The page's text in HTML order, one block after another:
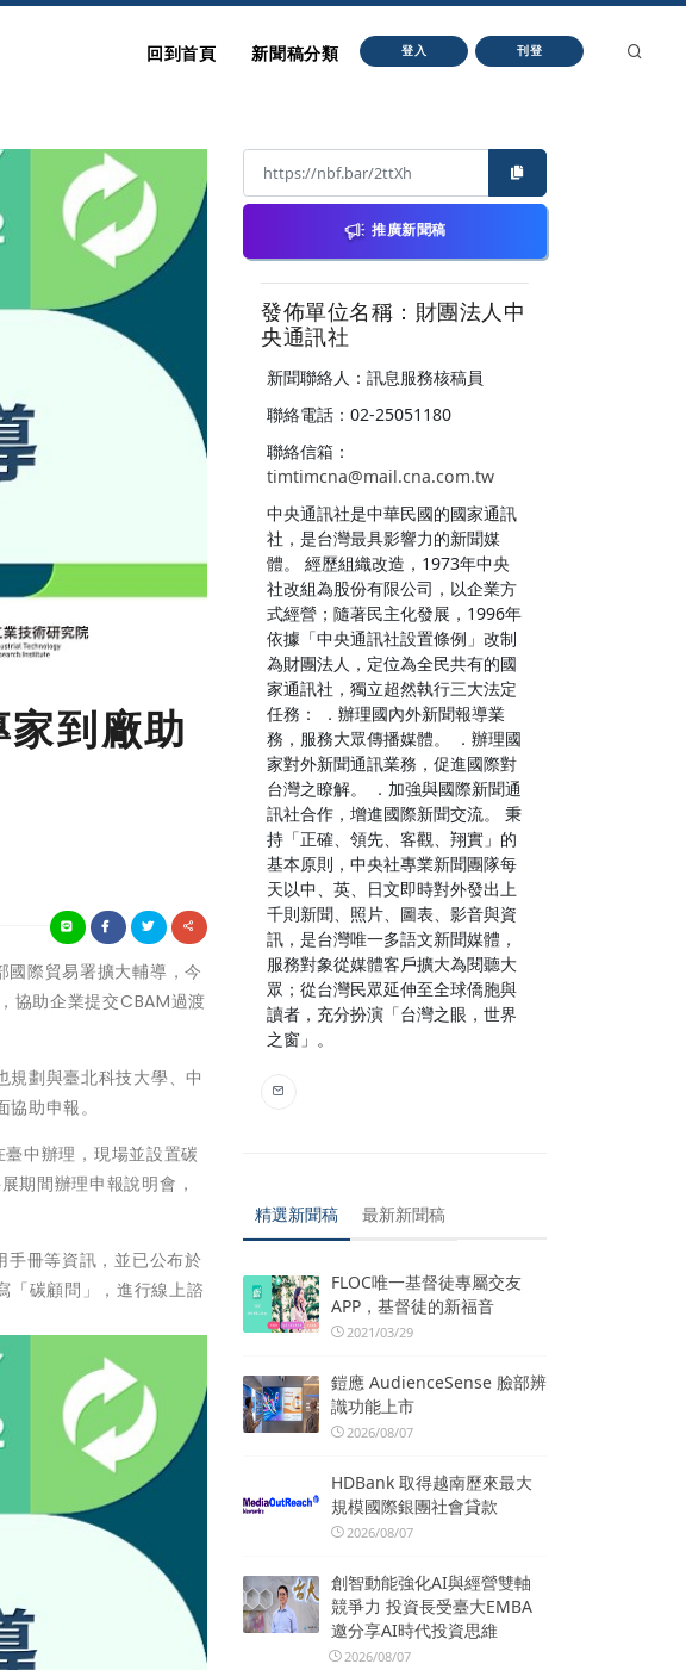
回到首頁 新聞稿分類 登入 刊登
到廠助
際貿易署擴大輔導，今
協助企業提交CBAM過渡
劃與臺北科技大學、中
助申報。
中辦理，現場並設置碳
期間辦理申報說明會，
手冊等資訊，並已公布於
碳顧問」，進行線上諮
推廣新聞稿
發佈單位名稱：財團法人中
央通訊社
新聞聯絡人：訊息服務核稿員
聯絡電話：02-25051180
聯絡信箱：
timtimcna@mail.cna.com.tw
中央通訊社是中華民國的國家通訊
社，是台灣最具影響力的新聞媒
體。 經歷組織改造，1973年中央
社改組為股份有限公司，以企業方
式經營；隨著民主化發展，1996年
依據「中央通訊社設置條例」改制
為財團法人，定位為全民共有的國
家通訊社，獨立超然執行三大法定
任務： ．辦理國內外新聞報導業
務，服務大眾傳播媒體。 ．辦理國
家對外新聞通訊業務，促進國際對
台灣之瞭解。 ．加強與國際新聞通
訊社合作，增進國際新聞交流。 秉
持「正確、領先、客觀、翔實」的
基本原則，中央社專業新聞團隊每
天以中、英、日文即時對外發出上
千則新聞、照片、圖表、影音與資
訊，是台灣唯一多語文新聞媒體，
服務對象從媒體客戶擴大為閱聽大
眾；從台灣民眾延伸至全球僑胞與
讀者，充分扮演「台灣之眼，世界
之窗」。
精選新聞稿 最新新聞稿
FLOC唯一基督徒專屬交友
APP，基督徒的新福音
2021/03/29
鎧應 AudienceSense 臉部辨
識功能上市
2026/08/07
HDBank 取得越南歷來最大
規模國際銀團社會貸款
2026/08/07
創智動能強化AI與經營雙軸
競爭力 投資長受臺大EMBA
邀分享AI時代投資思維
2026/08/07